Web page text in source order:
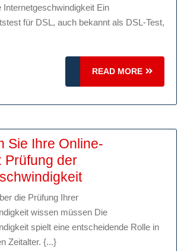
Sie
die
Ihrer
Internetverbindung
Internetgeschwindigkeit Ein
für DSL, auch bekannt als DSL-Test,
READ MORE
READ
MORE
Sie Ihre Online-
Prüfung der
Optimieren
Ihre
Online-
die Prüfung Ihrer
wissen müssen Die
spielt eine entscheidende Rolle in
Zeitalter. {...}